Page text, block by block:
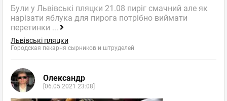
Були у Львівські пляцки 21.08 пиріг смачний але як
нарізати яблука для пирога потрібно виймати
перетинки ...
Львівські пляцки
Городская пекарня сырников и штруделей
Олександр
[06.05.2021 23:08]